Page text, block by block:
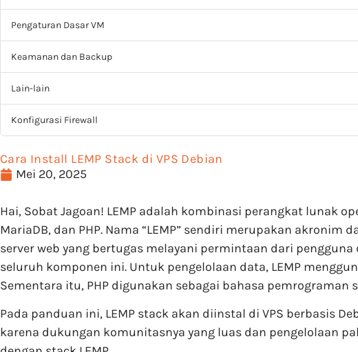
Pengaturan Dasar VM
Keamanan dan Backup
Lain-lain
Konfigurasi Firewall
Cara Install LEMP Stack di VPS Debian
Mei 20, 2025
Hai, Sobat Jagoan! LEMP adalah kombinasi perangkat lunak
MariaDB, dan PHP. Nama “LEMP” sendiri merupakan
server web yang bertugas melayani permintaan dari
seluruh komponen ini. Untuk pengelolaan data, LEMP
Sementara itu, PHP digunakan sebagai bahasa
Pada panduan ini, LEMP stack akan diinstal di VPS berbasis
karena dukungan komunitasnya yang luas dan pengelolaan